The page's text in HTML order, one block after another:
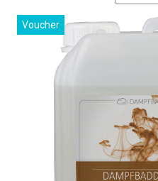
Vysoce koncentrované a čisté
zážitek ze saunování o silné
dávkují v soukromých saunách
vědra, kdy do každého litru vody
Roztokem pak opatrně poléváme
provozech doporučujeme
mističek umístěných nad
Voucher